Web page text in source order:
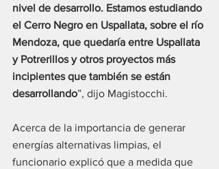
nivel de desarrollo. Estamos estudiando
el Cerro Negro en Uspallata, sobre el río
Mendoza, que quedaría entre Uspallata
y Potrerillos y otros proyectos más
incipientes que también se están
desarrollando”, dijo Magistocchi.
Acerca de la importancia de generar
energías alternativas limpias, el
funcionario explicó que a medida que